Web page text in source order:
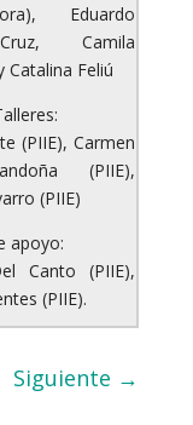
Eduardo
Camila
Catalina Feliú
(PIIE), Carmen
(PIIE),
(PIIE)
apoyo:
Canto (PIIE),
(PIIE).
Siguiente →